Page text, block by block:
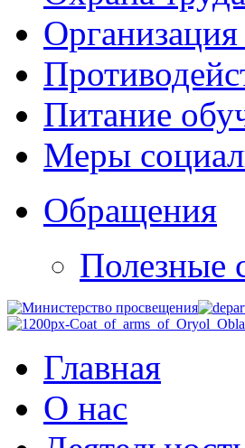
Питание
Меры
Обращения
Полезные
Главная
О нас